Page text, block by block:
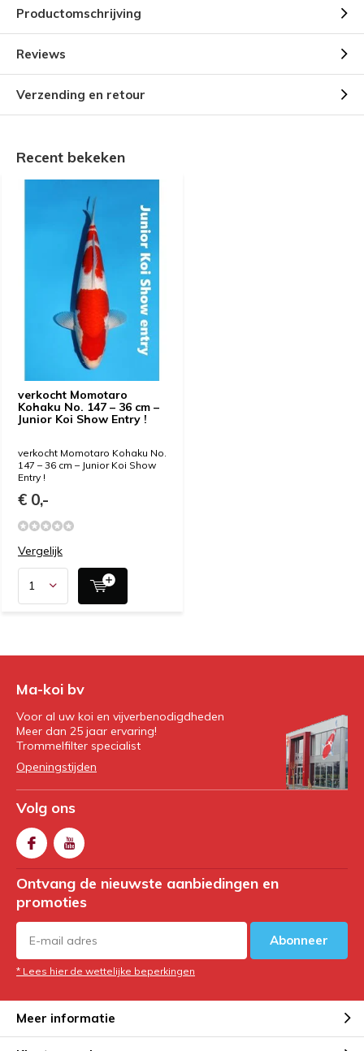
Productomschrijving
Reviews
Verzending en retour
Recent bekeken
verkocht Momotaro
Kohaku No. 147 – 36 cm –
Junior Koi Show Entry !
verkocht Momotaro Kohaku No.
147 – 36 cm – Junior Koi Show
Entry !
€ 0,-
Vergelijk
Ma-koi bv
Voor al uw koi en vijverbenodigdheden
Meer dan 25 jaar ervaring!
Trommelfilter specialist
Openingstijden
Volg ons
Ontvang de nieuwste aanbiedingen en
promoties
Abonneer
* Lees hier de wettelijke beperkingen
Meer informatie